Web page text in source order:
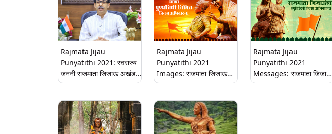
डाऊनलोड
आणि Whatsapp Status!
Rajmata Jijau
Punyatithi 2021: स्वराज्य
जननी राजमाता जिजाऊ अखंड
भारतवर्षाला मातृभूमीच्या रक्षणाचा
ठाकरे
Rajmata Jijau
Punyatithi 2021
Images: राजमाता जिजाऊ
पुण्यतिथी निमित्त मराठी
Status, Quotes शेअर करुन
करा जिजाऊंना अभिवादन
Rajmata Jijau
Punyatithi 2021
Messages: राजमाता जिजाऊ
पुण्यतिथी निमित्त मराठी HD